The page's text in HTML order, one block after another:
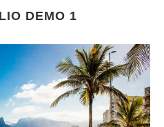
DEMO 1